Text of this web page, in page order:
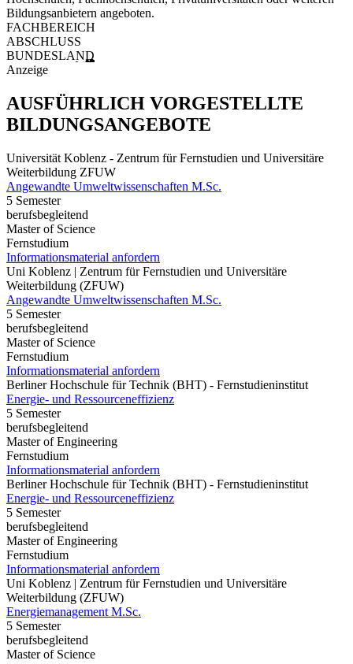
Bildungsanbietern angeboten.
FACHBEREICH
ABSCHLUSS
BUNDESLAND
Anzeige
AUSFÜHRLICH VORGESTELLTE
BILDUNGSANGEBOTE
Universität Koblenz - Zentrum für Fernstudien und Universitäre
Weiterbildung ZFUW
Angewandte Umweltwissenschaften M.Sc.
5 Semester
berufsbegleitend
Master of Science
Fernstudium
Informationsmaterial anfordern
Uni Koblenz | Zentrum für Fernstudien und Universitäre
Weiterbildung (ZFUW)
Angewandte Umweltwissenschaften M.Sc.
5 Semester
berufsbegleitend
Master of Science
Fernstudium
Informationsmaterial anfordern
Berliner Hochschule für Technik (BHT) - Fernstudieninstitut
Energie- und Ressourceneffizienz
5 Semester
berufsbegleitend
Master of Engineering
Fernstudium
Informationsmaterial anfordern
Berliner Hochschule für Technik (BHT) - Fernstudieninstitut
Energie- und Ressourceneffizienz
5 Semester
berufsbegleitend
Master of Engineering
Fernstudium
Informationsmaterial anfordern
Uni Koblenz | Zentrum für Fernstudien und Universitäre
Weiterbildung (ZFUW)
Energiemanagement M.Sc.
5 Semester
berufsbegleitend
Master of Science